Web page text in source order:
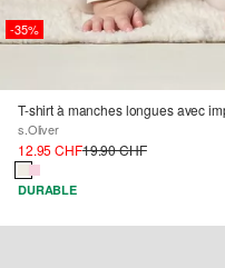
-35%
s.Oliver
12.95 CHF19.90 CHF
DURABLE